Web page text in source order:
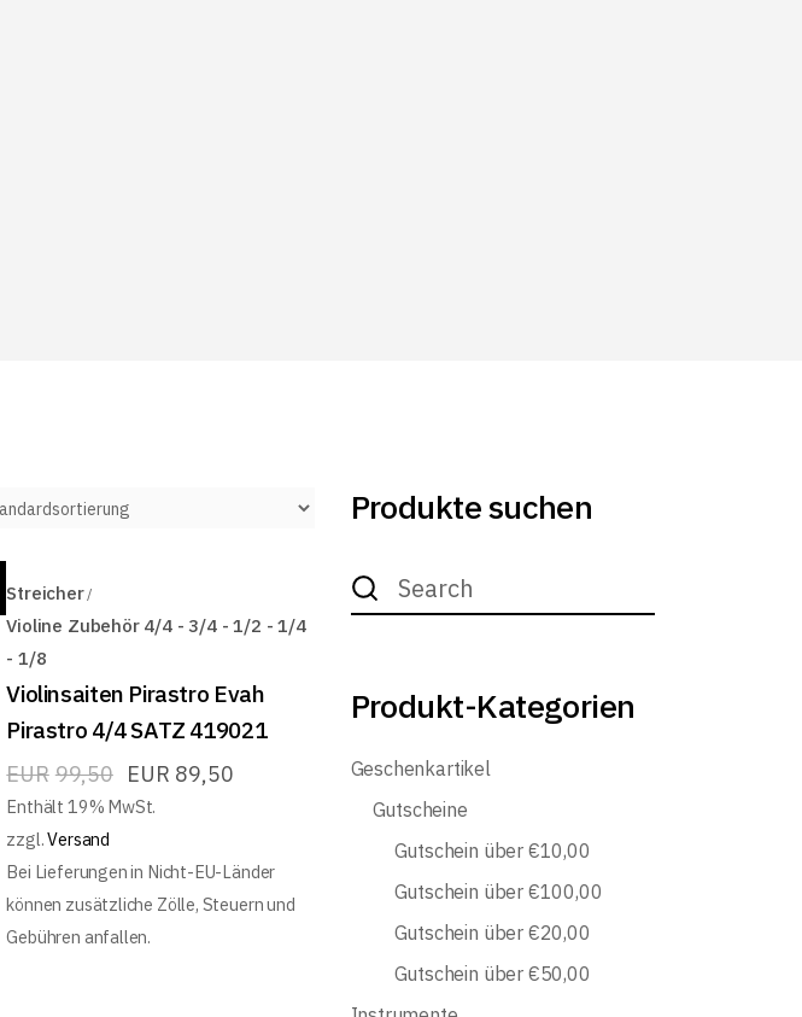
Streicher
Violine Zubehör 4/4 - 3/4 - 1/2 - 1/4
- 1/8
Violinsaiten Pirastro Evah
Pirastro 4/4 SATZ 419021
EUR 99,50 EUR 89,50
Enthält 19% MwSt.
zzgl.Versand
Bei Lieferungen in Nicht-EU-Länder
können zusätzliche Zölle, Steuern und
Gebühren anfallen.
Produkte suchen
Search
for:
Produkt-Kategorien
Geschenkartikel
Gutscheine
Gutschein über €10,00
Gutschein über €100,00
Gutschein über €20,00
Gutschein über €50,00